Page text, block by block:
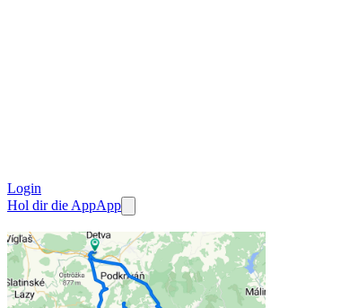
Login
Hol dir die AppApp